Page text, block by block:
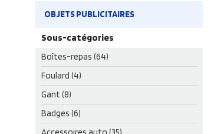
OBJETS PUBLICITAIRES
Sous-catégories
Boîtes-repas (64)
Foulard (4)
Gant (8)
Badges (6)